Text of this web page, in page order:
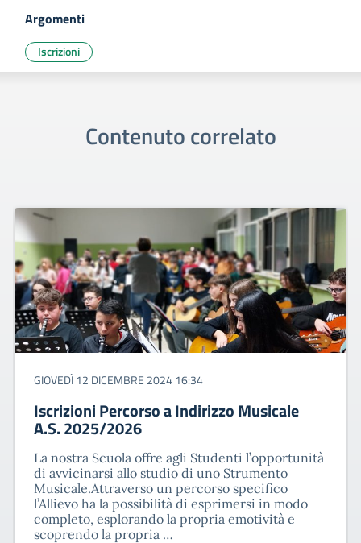
Argomenti
Iscrizioni
Contenuto correlato
GIOVEDÌ 12 DICEMBRE 2024 16:34
Iscrizioni Percorso a Indirizzo Musicale
A.S. 2025/2026
La nostra Scuola offre agli Studenti l’opportunità
di avvicinarsi allo studio di uno Strumento
Musicale.Attraverso un percorso specifico
l’Allievo ha la possibilità di esprimersi in modo
completo, esplorando la propria emotività e
scoprendo la propria …